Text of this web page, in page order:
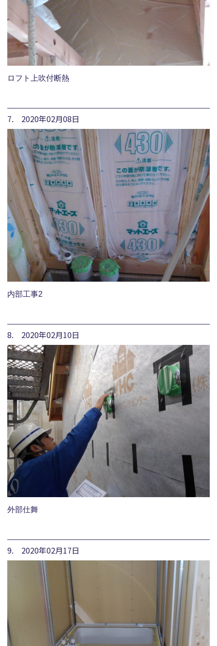
ロフト上吹付断熱
7. 2020年02月08日
内部工事2
8. 2020年02月10日
外部仕舞
9. 2020年02月17日